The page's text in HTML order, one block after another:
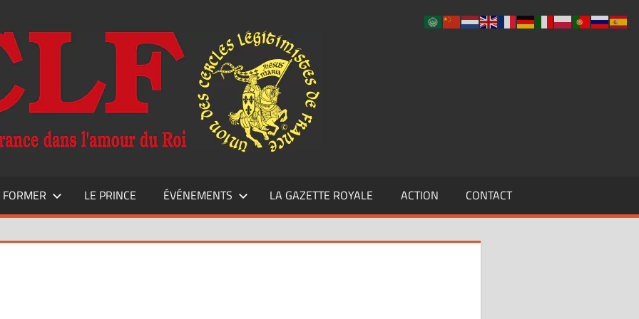
FORMER LE PRINCE ÉVÉNEMENTS LA GAZETTE ROYALE ACTION CONTACT